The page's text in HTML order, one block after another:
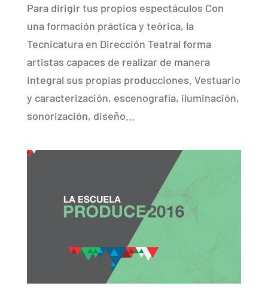
Para dirigir tus propios espectáculos Con
una formación práctica y teórica, la
Tecnicatura en Dirección Teatral forma
artistas capaces de realizar de manera
integral sus propias producciones. Vestuario
y caracterización, escenografía, iluminación,
sonorización, diseño...